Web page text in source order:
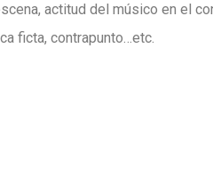
actitud del músico en el
ficta, contrapunto…etc.